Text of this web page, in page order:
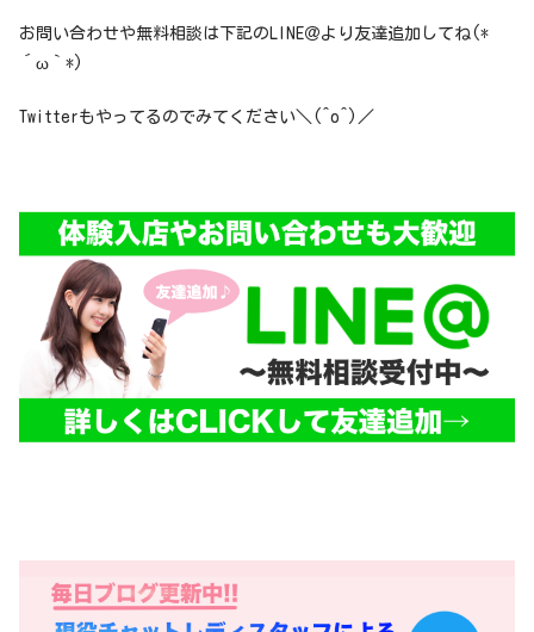
お問い合わせや無料相談は下記のLINE＠より友達追加してね(*
´ω｀*)
Twitterもやってるのでみてください＼(^o^)／